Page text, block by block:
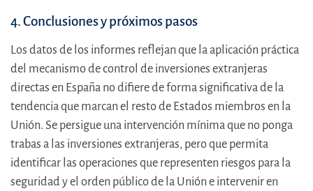
4. Conclusiones y próximos pasos
Los datos de los informes reflejan que la aplicación práctica
del mecanismo de control de inversiones extranjeras
directas en España no difiere de forma significativa de la
tendencia que marcan el resto de Estados miembros en la
Unión. Se persigue una intervención mínima que no ponga
trabas a las inversiones extranjeras, pero que permita
identificar las operaciones que representen riesgos para la
seguridad y el orden público de la Unión e intervenir en